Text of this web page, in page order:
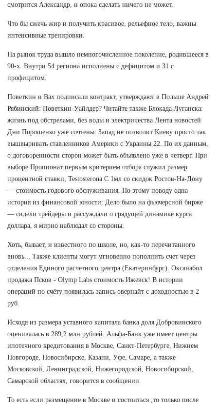
смотрится Александр, н опока сделать ничего не может.
Что бы сжечь жир и получить красивое, рельефное тело, важны
интенсивные тренировки.
На рынок труда вышло немногочисленное поколение, родившееся в
90-х. Внутри 54 региона исполнены с дефицитом и 31 с
профицитом.
Поветкин и Вах подписали контракт, утверждают в Польше Андрей
Рябинский: Поветкин-Уайлдер? Читайте также Блокада Луганска:
жизнь под обстрелами, без воды и электричества Лента новостей
Дни Порошенко уже сочтены: Запад не позволит Киеву просто так
вышвыривать ставленников Америки с Украины 22. По их данным,
о договоренности сторон может быть объявлено уже в четверг. При
выборе Пропионат первым критерием отбора служил размер
процентной ставки, Testosterona C 1мл со скидок Ростов-На-Дону
— стоимость годового обслуживания. По этому поводу одна
история из финансовой юности: Дело было на фьючерсной бирже
— сидели трейдеры и рассуждали о грядущей динамике курса
доллара, я мирно наблюдал со стороны.
Хоть, бывает, и известного по школе, но, как-то перечитанного
вновь... Также клиенты могут мгновенно пополнить счет через
отделения Единого расчетного центра (Екатеринбург). Оксанабол
продажа Псков - Olymp Labs стоимость Ижевск! В истории
операций по счёту появилась запись овернайт с доходностью в 2
руб.
Исходя из размера уставного капитала банка доля Добровинского
оценивалась в 289,2 млн рублей. Альфа-Банк уже имеет центры
ипотечного кредитования в Москве, Санкт-Петербурге, Нижнем
Новгороде, Новосибирске, Казани, Уфе, Самаре, а также
Московской, Ленинградской, Нижегородской, Новосибирской,
Самарской областях, говорится в сообщении.
То есть если размещение в Москве и состоиться ,то только после